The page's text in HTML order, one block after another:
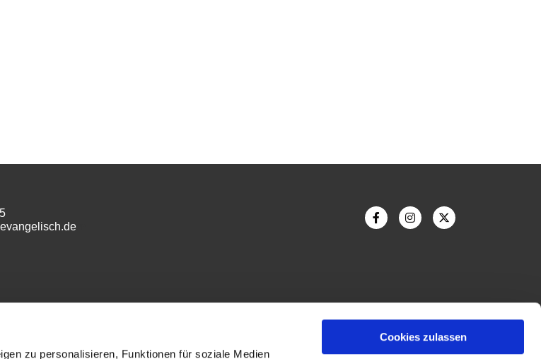
zu personalisieren, Funktionen für soziale Medien
Cookies zulassen
m